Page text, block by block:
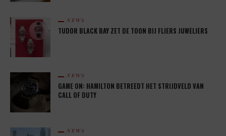
NEWS
TUDOR BLACK BAY ZET DE TOON BIJ FLIERS JUWELIERS
NEWS
GAME ON: HAMILTON BETREEDT HET STRIJDVELD VAN
CALL OF DUTY
NEWS